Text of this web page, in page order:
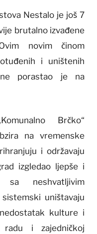
Nestalo je još 7
brutalno izvađene
novim činom
i uništenih
porastao je na
Brčko“
na vremenske
i održavaju
izgledao ljepše i
neshvatljivim
uništavaju
kulture i
radu i zajedničkoj